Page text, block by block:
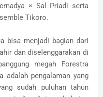
× Sal Priadi serta
Tikoro.
bisa menjadi bagian dari
dan diselenggarakan di
megah Forestra
adalah pengalaman yang
sudah puluhan tahun